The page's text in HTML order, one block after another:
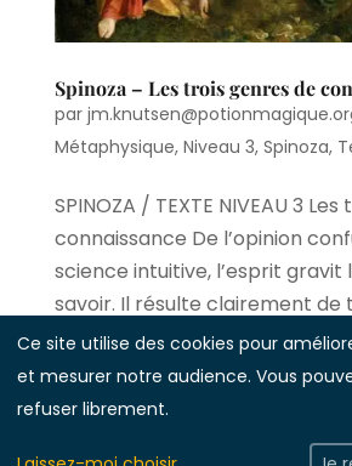
Spinoza – Les trois genres de
par
Métaphysique, Niveau 3, Spinoza,
SPINOZA / TEXTE NIVEAU 3
connaissance De l’opinion
science intuitive, l’esprit gravit
savoir. Il résulte clairement de
précède que nous percevons
choses, et que nous formons
« Entrées précédentes
Ce site utilise des cookies pour
et mesurer notre audience. Vous
refuser librement.